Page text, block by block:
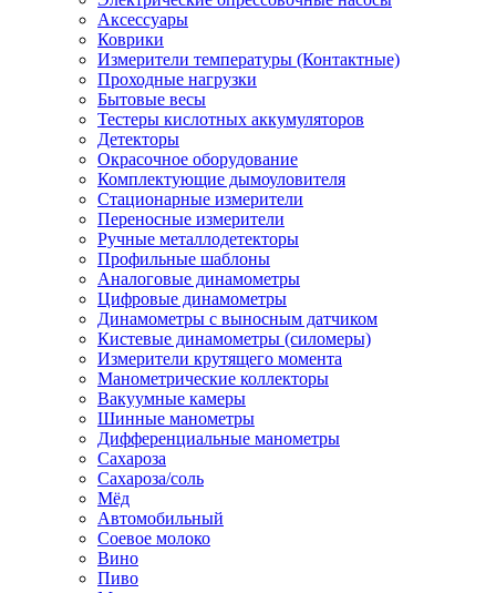
Аксессуары
Коврики
Измерители температуры (Контактные)
Проходные нагрузки
Бытовые весы
Тестеры кислотных аккумуляторов
Детекторы
Окрасочное оборудование
Комплектующие дымоуловителя
Стационарные измерители
Переносные измерители
Ручные металлодетекторы
Профильные шаблоны
Аналоговые динамометры
Цифровые динамометры
Динамометры с выносным датчиком
Кистевые динамометры (силомеры)
Измерители крутящего момента
Манометрические коллекторы
Вакуумные камеры
Шинные манометры
Дифференциальные манометры
Сахароза
Сахароза/соль
Мёд
Автомобильный
Соевое молоко
Вино
Пиво